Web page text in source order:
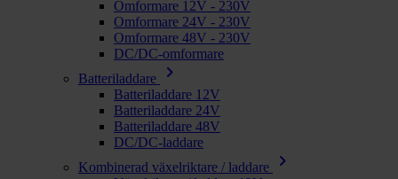
Omformare 12V - 230V
Omformare 24V - 230V
Omformare 48V - 230V
DC/DC-omformare
Batteriladdare
chevron_right
Batteriladdare 12V
Batteriladdare 24V
Batteriladdare 48V
DC/DC-laddare
Kombinerad växelriktare / laddare
chevron_right